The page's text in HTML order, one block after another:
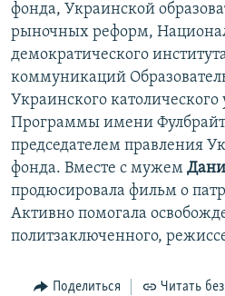
фонда, Украинской
рыночных реформ,
демократического
коммуникаций
Украинского
Программы имени
председателем правления
фонда. Вместе с мужем
продюсировала фильм о
Активно помогала
политзаключенного,
Поделиться Читать